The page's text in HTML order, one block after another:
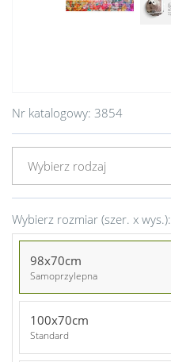
Nr katalogowy: 3854
Wybierz rozmiar (szer. x wys.):
98x70cm
Samoprzylepna
100x70cm
Standard